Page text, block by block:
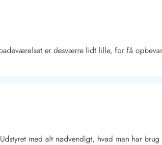
er desværre lidt lille, for få
med alt nødvendigt, hvad man har